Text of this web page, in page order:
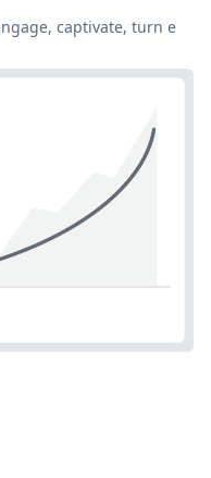
captivate, turn e